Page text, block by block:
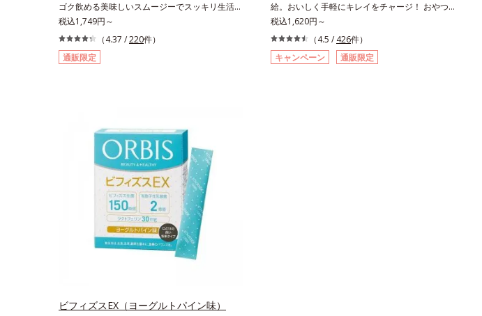
ゴク飲める美味しいスムージーでスッキリ生活を
サポート。酵素と野菜＆果物のパワーで、スッキ
リ生活を応援する、粉末状の酵素スムージーで
す。赤米や大麦などの9種の素材を、黒・黄・白
の3種の麹で発酵させ粉末化。さらに酵素含有キ
す。やすらぎのローズマリーとペパーミントの2
種のハーブも入っています。豆乳または水と混ぜ
るだけの簡単スムージーを毎朝の習慣にして、ス
ッキリ健康＆キレイな毎日を。
税込1,749円～
（4.37 /220件）
通販限定
給。おいしく手軽にキレイをチャージ！ おやつ
感覚でハリと弾力のある毎日に欠かせない人気の
コラーゲンを補給できる、スティック型ゼリーで
す。吸収が早い、分子の小さなコラーゲンが1袋
にたっぷり1,000mg！さらにたった1gで約6リッ
税込1,620円～
（4.5 / 426件）
キャンペーン
通販限定
ビフィズスEX（ヨーグルトパイン味）